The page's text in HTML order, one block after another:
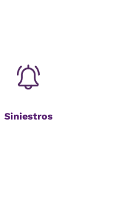
Siniestros